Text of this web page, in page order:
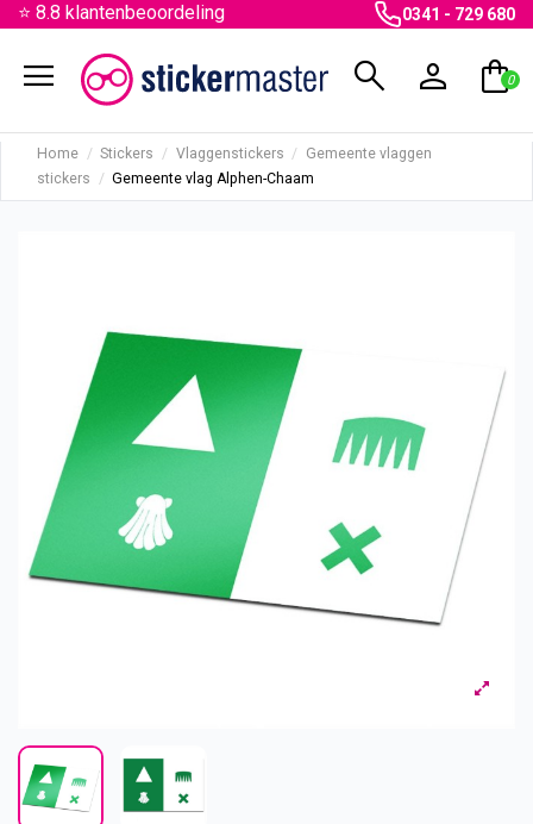
⭐ 8.8 klantenbeoordeling 0341 - 729 680
menu search person shopping_bag
0
Home Stickers Vlaggenstickers
Gemeente vlaggen
stickers
Gemeente vlag Alphen-Chaam